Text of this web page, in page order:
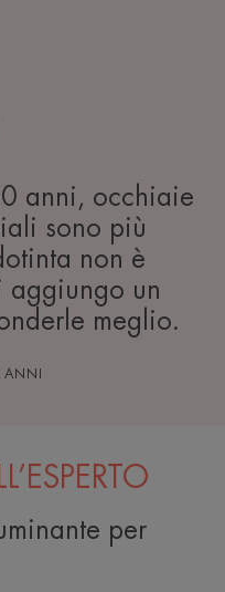
anni, occhiaie
sono più
non è
aggiungo un
meglio.
per